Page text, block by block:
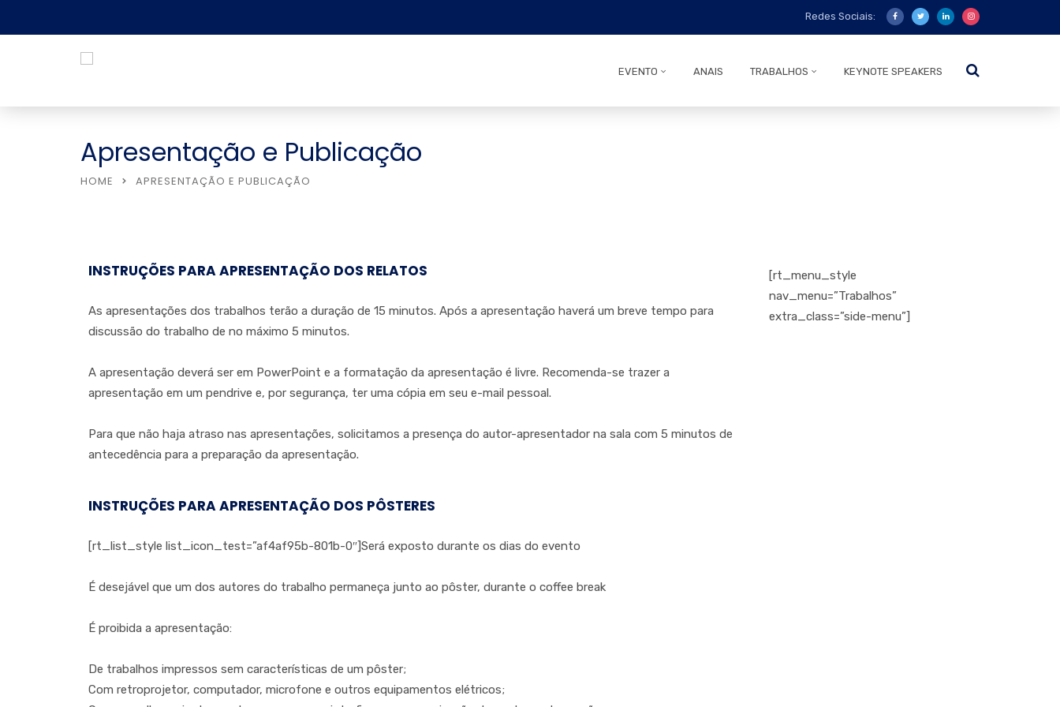
Redes Sociais:
EVENTO ANAIS TRABALHOS KEYNOTE SPEAKERS
Apresentação e Publicação
HOME APRESENTAÇÃO E PUBLICAÇÃO
INSTRUÇÕES PARA APRESENTAÇÃO DOS RELATOS
As apresentações dos trabalhos terão a duração de 15 minutos. Após a apresentação haverá um breve tempo para
discussão do trabalho de no máximo 5 minutos.
A apresentação deverá ser em PowerPoint e a formatação da apresentação é livre. Recomenda-se trazer a
apresentação em um pendrive e, por segurança, ter uma cópia em seu e-mail pessoal.
Para que não haja atraso nas apresentações, solicitamos a presença do autor-apresentador na sala com 5 minutos de
antecedência para a preparação da apresentação.
INSTRUÇÕES PARA APRESENTAÇÃO DOS PÔSTERES
[rt_list_style list_icon_test=”af4af95b-801b-0″]Será exposto durante os dias do evento
É desejável que um dos autores do trabalho permaneça junto ao pôster, durante o coffee break
É proibida a apresentação:
De trabalhos impressos sem características de um pôster;
Com retroprojetor, computador, microfone e outros equipamentos elétricos;
[rt_menu_style
nav_menu=”Trabalhos”
extra_class=”side-menu”]